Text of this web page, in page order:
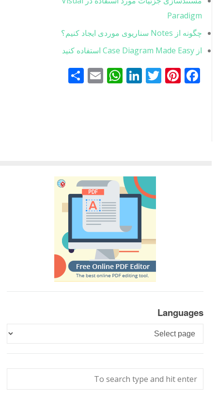
Paradigm
چگونه از Notes سناریوی موردی ایجاد کنیم؟
از Case Diagram Made Easy استفاده کنید
Facebook
Pinterest
Twitter
LinkedIn
WhatsApp
Emailاشتراک
Languages
Languages